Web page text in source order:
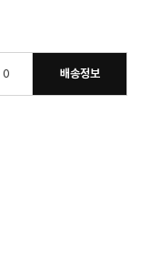
0 배송정보